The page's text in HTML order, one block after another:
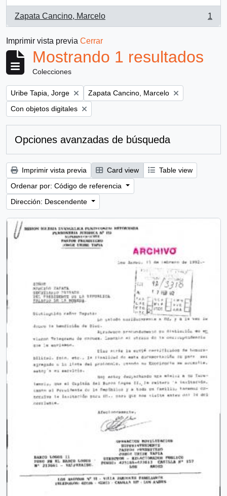
Zapata Cancino, Marcelo
, 1 resultados
1
Imprimir vista previa Cerrar
Mostrando 1 resultados
Colecciones
Remove filter:
Uribe Tapia, Jorge Remove filter:
Zapata Cancino, Marcelo
Remove filter:
Con objetos digitales
Opciones avanzadas de búsqueda
Imprimir vista previa Card view
Table view
Ordenar por: Código de referencia
Dirección: Descendente